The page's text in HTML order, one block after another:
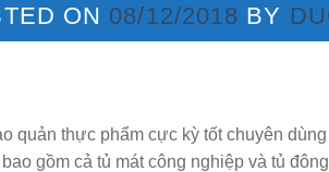
ON 08/12/2018 BY
quản thực phẩm cực kỳ tốt chuyên
gồm cả tủ mát công nghiệp và tủ